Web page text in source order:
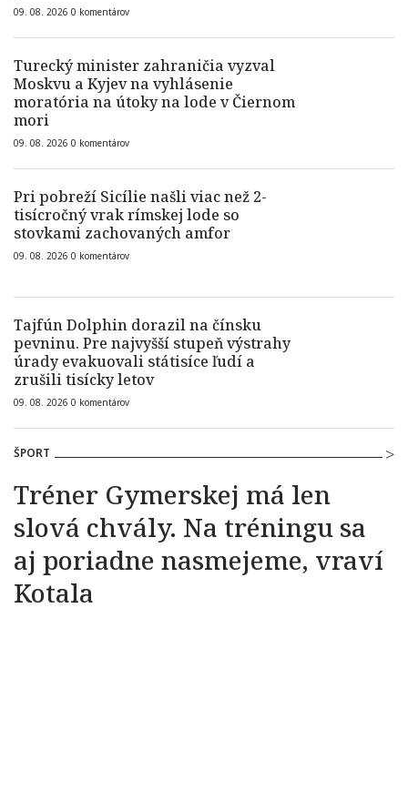
09. 08. 2026 0 komentárov
Turecký minister zahraničia vyzval
Moskvu a Kyjev na vyhlásenie
moratória na útoky na lode v Čiernom
mori
09. 08. 2026 0 komentárov
Pri pobreží Sicílie našli viac než 2-
tisícročný vrak rímskej lode so
stovkami zachovaných amfor
09. 08. 2026 0 komentárov
Tajfún Dolphin dorazil na čínsku
pevninu. Pre najvyšší stupeň výstrahy
úrady evakuovali státisíce ľudí a
zrušili tisícky letov
09. 08. 2026 0 komentárov
ŠPORT